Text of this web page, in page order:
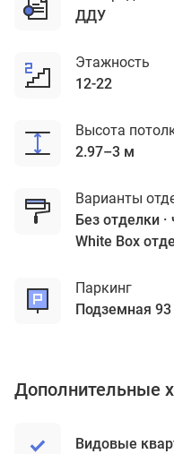
ДДУ
Этажность
12-22
Высота
2.97–3 м
Варианты
без отделки
White Box
Паркинг
подземная 93
Дополнительные
Видовые